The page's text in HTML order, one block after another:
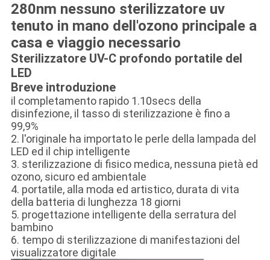
280nm nessuno sterilizzatore uv
tenuto in mano dell'ozono principale a
casa e viaggio necessario
Sterilizzatore UV-C profondo portatile del
LED
Breve introduzione
il completamento rapido 1.10secs della
disinfezione, il tasso di sterilizzazione è fino a
99,9%
2. l'originale ha importato le perle della lampada del
LED ed il chip intelligente
3. sterilizzazione di fisico medica, nessuna pietà ed
ozono, sicuro ed ambientale
4. portatile, alla moda ed artistico, durata di vita
della batteria di lunghezza 18 giorni
5. progettazione intelligente della serratura del
bambino
6. tempo di sterilizzazione di manifestazioni del
visualizzatore digitale